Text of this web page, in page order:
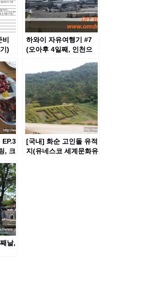
)
하와이 자유여행기 #7
(오아후 4일째, 인천으
EP.3
, 크
[국내] 화순 고인돌 유적
지(유네스코 세계문화유
날,